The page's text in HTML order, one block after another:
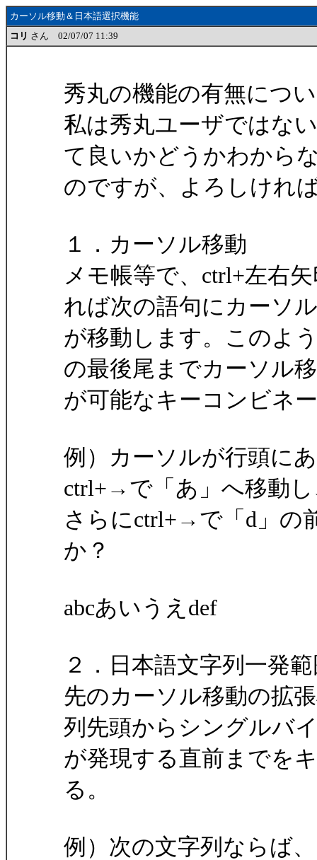
カーソル移動＆日本語選択機能
コリ さん 02/07/07 11:39
秀丸の機能の有無につ
私は秀丸ユーザではな
て良いかどうかわから
のですが、よろしけれ
１．カーソル移動
メモ帳等で、ctrl+左右
れば次の語句にカーソル
が移動します。このよ
の最後尾までカーソル
が可能なキーコンビネ
例）カーソルが行頭に
ctrl+→で「あ」へ移動
さらにctrl+→で「d」の
か？
abcあいうえdef
２．日本語文字列一発
先のカーソル移動の拡
列先頭からシングルバ
が発現する直前までを
る。
例）次の文字列ならば